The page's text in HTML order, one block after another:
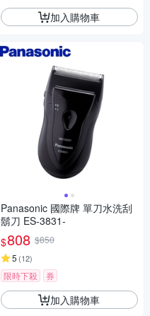
加入購物車
Panasonic 國際牌 單刀水洗刮
鬍刀 ES-3831-
$808 $850
5 (12)
限時下殺 券
加入購物車